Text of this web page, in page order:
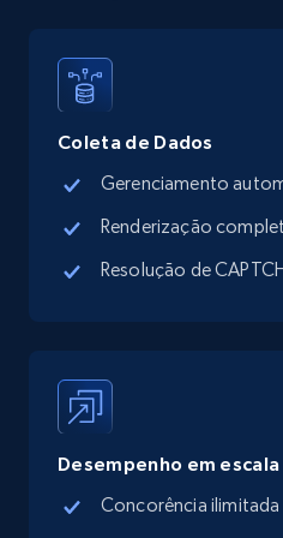
Walmart - products -
using sku numbers
URL, Final price, Sku,
more.
TikTok Shop
URL, Title, Available,
price, Final price, Discount
Coleta de Dados
Gerenciamento
Renderização
Resolução de
Desempenho em escala
Concorência ilimitada